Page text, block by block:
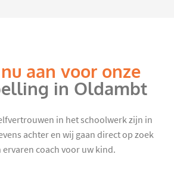
aan voor onze
in Oldambt
in het schoolwerk zijn in
achter en wij gaan direct op zoek
ervaren coach voor uw kind.